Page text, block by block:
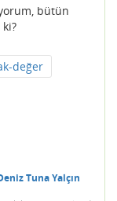
bütün
değer
Tuna Yalçın